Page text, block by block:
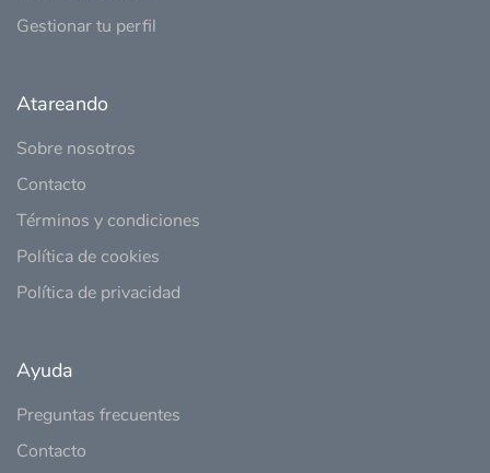
Gestionar tu perfil
Atareando
Sobre nosotros
Contacto
Términos y condiciones
Política de cookies
Política de privacidad
Ayuda
Preguntas frecuentes
Contacto